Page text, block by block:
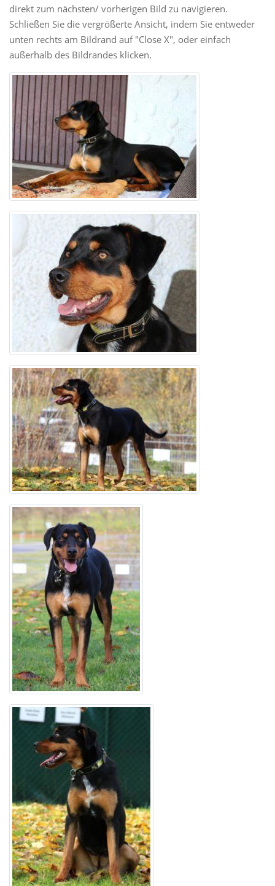
direkt zum nächsten/ vorherigen Bild zu navigieren.
Schließen Sie die vergrößerte Ansicht, indem Sie entweder
unten rechts am Bildrand auf "Close X", oder einfach
außerhalb des Bildrandes klicken.